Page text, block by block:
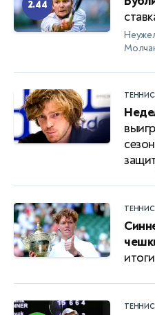
2.44
ТЕННИС
ТЕННИС
ТЕННИС